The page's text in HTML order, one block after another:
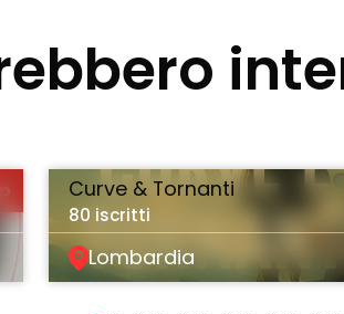
Curve & Tornanti
80 iscritti
Lombardia